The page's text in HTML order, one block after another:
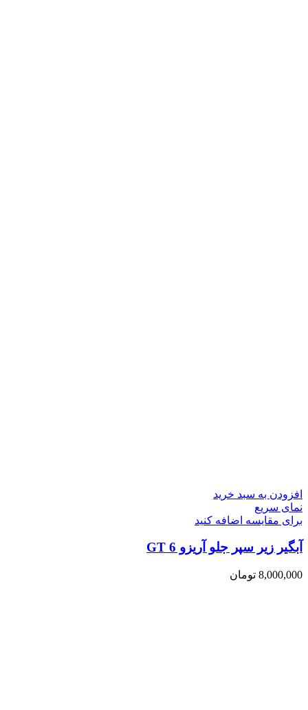
افزودن به سبد خرید
نمای سریع
برای مقایسه اضافه کنید
آبگیر زیر سپر جلو آریزو 6 GT
8,000,000 تومان